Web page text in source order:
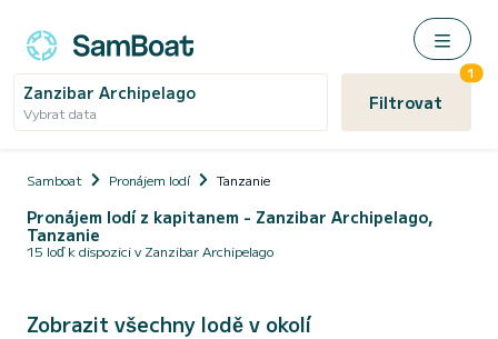
Zanzibar Archipelago
Vybrat data Filtrovat
1
Samboat Pronájem lodí Tanzanie
Pronájem lodí z kapitanem - Zanzibar Archipelago,
Tanzanie
15 loď k dispozici v Zanzibar Archipelago
Zobrazit všechny lodě v okolí